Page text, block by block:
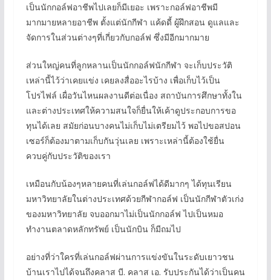
เป็นนักกอล์ฟอาชีพไปเลยก็มีเยอะ เพราะกอล์ฟอาชีพมี
มากมายหลายอาชีพ ตั้งแต่นักกีฬา แค้ดดี้ ผู้ฝึกสอน ดูแลและ
จัดการในส่วนต่างๆที่เกี่ยวกับกอล์ฟ ซึ่งมีอีกมากมาย
ส่วนใหญ่คนที่ลูกหลานเป็นนักกอล์ฟนักกีฬา จะเก็บประวัติ
เหล่านี้ไว้ว่าเคยแข่ง เคยลงสื่ออะไรบ้าง เพื่อเก็บไว้เป็น
โปรไฟล์ เผื่อวันไหนผลงานดีต่อเนื่อง สถาบันการศึกษาทั้งใน
และต่างประเทศให้ความสนใจก็ยื่นให้เค้าดูประกอบการขอ
ทุนได้เลย สมัยก่อนบางคนไม่เก็บไม่เตรียมไว้ พอไปขอสปอน
เซอร์ก็ต้องมาตามเก็บกันวุ่นเลย เพราะเหล่านี้ต้องใช้ยื่น
ควบคู่กับประวัติของเรา
เหมือนกับน้องๆหลายคนที่เล่นกอล์ฟได้ดีมากๆ ได้ทุนเรียน
มหาวิทยาลัยในต่างประเทศด้วยกีฬากอล์ฟ เป็นนักกีฬาตัวเก่ง
ของมหาวิทยาลัย จบออกมาไม่เป็นนักกอล์ฟ ไปเป็นหมอ
ทำงานตลาดหลักทรัพย์ เป็นนักบิน ก็มีถมไป
อย่างที่ว่าใครที่เล่นกอล์ฟผ่านการแข่งขันในระดับเยาวชน
บ้านเราไปได้จนถึงคลาส บี. คลาส เอ. รับประกันได้ว่าเป็นคน